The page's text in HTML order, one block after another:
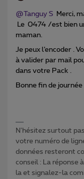
@Tanguy S Merci,
Le 0474 /est bien
maman.
Je peux l’encoder .
à valider par mail
dans votre Pack .
Bonne fin de journée
N'hésitez surtout
votre numéro de
données resteront
conseil : La réponse
la et signalez-la